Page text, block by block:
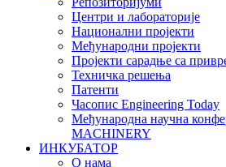
Центри и лабораторије
Национални пројекти
Међународни пројекти
Пројекти сарадње са
Техничка решења
Патенти
Часопис Engineering Today
Међународна научна
MACHINERY
ИНКУБАТОР
О нама